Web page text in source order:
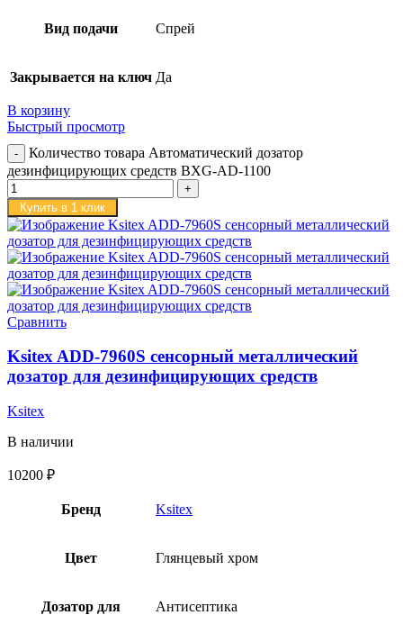
Вид подачи Спрей
Закрывается на ключ Да
В корзину
Быстрый просмотр
Количество товара Автоматический дозатор
дезинфицирующих средств BXG-AD-1100
Купить в 1 клик
Сравнить
Ksitex ADD-7960S сенсорный металлический
дозатор для дезинфицирующих средств
Ksitex
В наличии
10200 ₽
Бренд Ksitex
Цвет Глянцевый хром
Дозатор для Антисептика